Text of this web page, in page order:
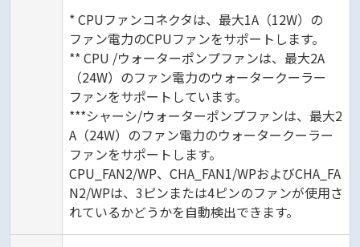
* CPUファンコネクタは、最大1A（12W）の
ファン電力のCPUファンをサポートします。
** CPU /ウォーターポンプファンは、最大2A
（24W）のファン電力のウォータークーラー
ファンをサポートしています。
***シャーシ/ウォーターポンプファンは、最大2
A（24W）のファン電力のウォータークーラー
ファンをサポートします。
CPU_FAN2/WP、CHA_FAN1/WPおよびCHA_FA
N2/WPは、3ピンまたは4ピンのファンが使用さ
れているかどうかを自動検出できます。